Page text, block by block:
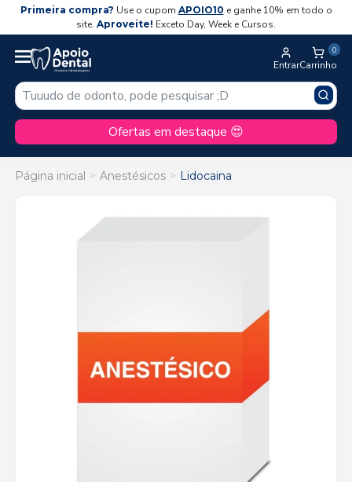
Primeira compra? Use o cupom APOIO10 e ganhe 10% em todo o
site. Aproveite! Exceto Day, Week e Cursos.
Entrar
0
Carrinho
Ofertas em destaque 😍
Página inicial Anestésicos Lidocaina